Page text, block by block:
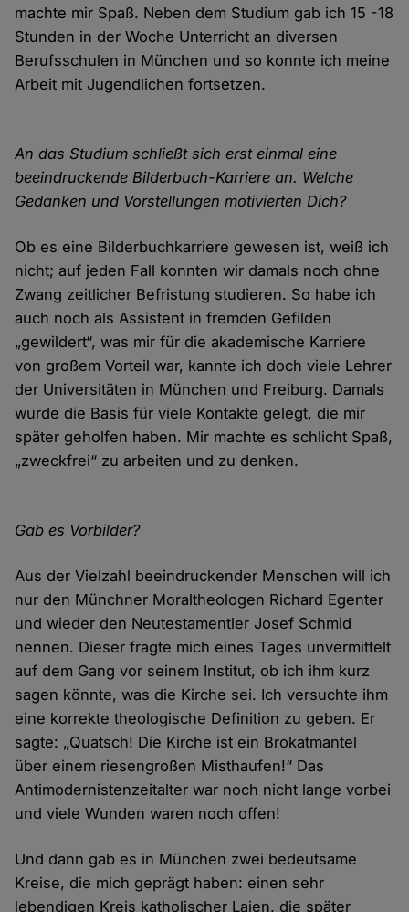
machte mir Spaß. Neben dem Studium gab ich 15 -18
Stunden in der Woche Unterricht an diversen
Berufsschulen in München und so konnte ich meine
Arbeit mit Jugendlichen fortsetzen.
An das Studium schließt sich erst einmal eine
beeindruckende Bilderbuch-Karriere an. Welche
Gedanken und Vorstellungen motivierten Dich?
Ob es eine Bilderbuchkarriere gewesen ist, weiß ich
nicht; auf jeden Fall konnten wir damals noch ohne
Zwang zeitlicher Befristung studieren. So habe ich
auch noch als Assistent in fremden Gefilden
„gewildert“, was mir für die akademische Karriere
von großem Vorteil war, kannte ich doch viele Lehrer
der Universitäten in München und Freiburg. Damals
wurde die Basis für viele Kontakte gelegt, die mir
später geholfen haben. Mir machte es schlicht Spaß,
„zweckfrei“ zu arbeiten und zu denken.
Gab es Vorbilder?
Aus der Vielzahl beeindruckender Menschen will ich
nur den Münchner Moraltheologen Richard Egenter
und wieder den Neutestamentler Josef Schmid
nennen. Dieser fragte mich eines Tages unvermittelt
auf dem Gang vor seinem Institut, ob ich ihm kurz
sagen könnte, was die Kirche sei. Ich versuchte ihm
eine korrekte theologische Definition zu geben. Er
sagte: „Quatsch! Die Kirche ist ein Brokatmantel
über einem riesengroßen Misthaufen!“ Das
Antimodernistenzeitalter war noch nicht lange vorbei
und viele Wunden waren noch offen!
Und dann gab es in München zwei bedeutsame
Kreise, die mich geprägt haben: einen sehr
lebendigen Kreis katholischer Laien, die später